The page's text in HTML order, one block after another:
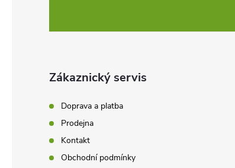
Zákaznický servis
Doprava a platba
Prodejna
Kontakt
Obchodní podmínky